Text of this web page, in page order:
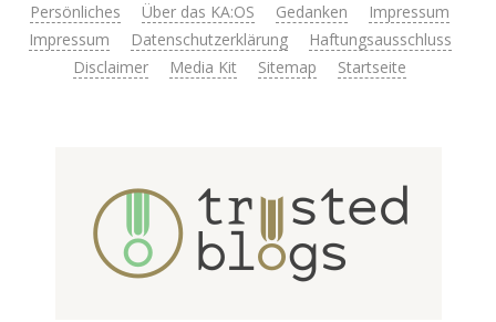
Persönliches
Über das KA:OS Gedanken
Impressum
Impressum
Datenschutzerklärung
Haftungsausschluss
Disclaimer
Media Kit Sitemap Startseite